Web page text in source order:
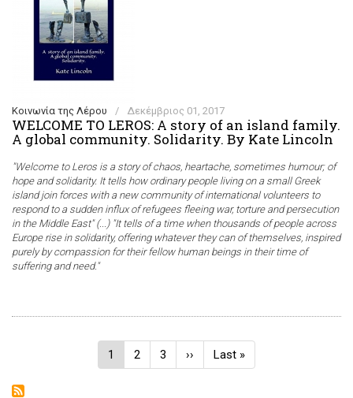
Κοινωνία της Λέρου / Δεκέμβριος 01, 2017
WELCOME TO LEROS: A story of an island family.
A global community. Solidarity. By Kate Lincoln
"Welcome to Leros is a story of chaos, heartache, sometimes humour; of
hope and solidarity. It tells how ordinary people living on a small Greek
island join forces with a new community of international volunteers to
respond to a sudden influx of refugees fleeing war, torture and persecution
in the Middle East" (...) "It tells of a time when thousands of people across
Europe rise in solidarity, offering whatever they can of themselves, inspired
purely by compassion for their fellow human beings in their time of
suffering and need."
ΣελιδοποίησηΤρέχουσα
σελίδα
1 Σελίδα
2 Σελίδα
3
Next
page
››
Last
page
Last »